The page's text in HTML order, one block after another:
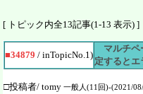
[ トピック内全13記事(1-13 表示
■34879 / inTopicNo.1)
マルチ
定するとエ
□投稿者/ tomy 一般人(11回)-(2021/